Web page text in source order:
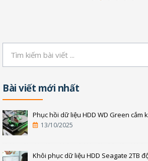
Bài viết mới nhất
Phục hồi dữ liệu HDD WD Green cắm
13/10/2025
Khôi phục dữ liệu HDD Seagate 2TB